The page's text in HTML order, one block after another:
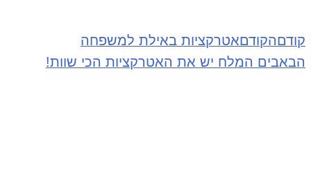
קודםהקודםאטרקציות באילת למשפחה
הבאבים המלח יש את האטרקציות הכי שוות!